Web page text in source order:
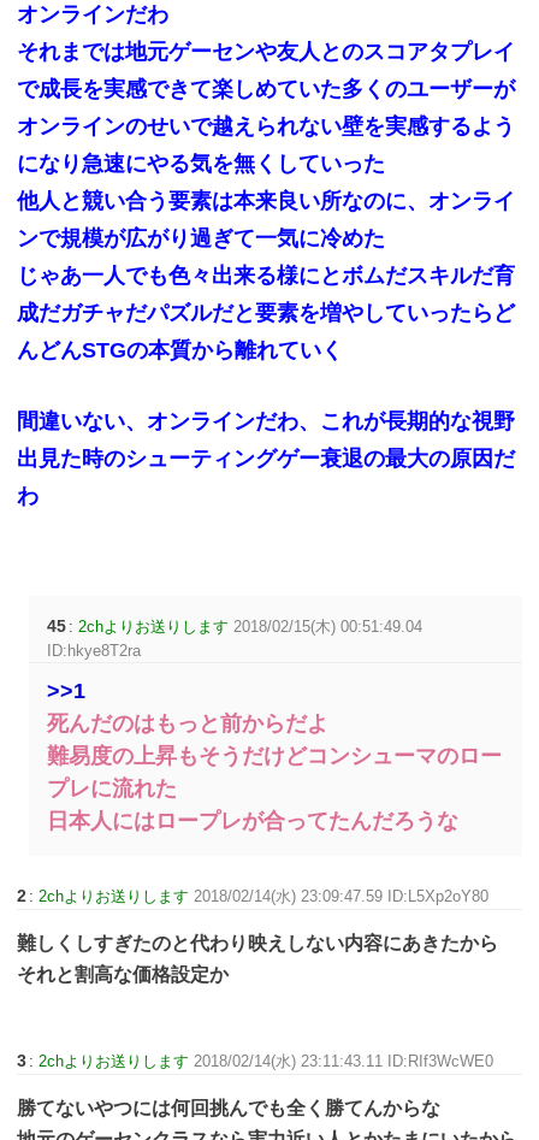
オンラインだわ
それまでは地元ゲーセンや友人とのスコアタプレイ
で成長を実感できて楽しめていた多くのユーザーが
オンラインのせいで越えられない壁を実感するよう
になり急速にやる気を無くしていった
他人と競い合う要素は本来良い所なのに、オンライ
ンで規模が広がり過ぎて一気に冷めた
じゃあ一人でも色々出来る様にとボムだスキルだ育
成だガチャだパズルだと要素を増やしていったらど
んどんSTGの本質から離れていく
間違いない、オンラインだわ、これが長期的な視野
出見た時のシューティングゲー衰退の最大の原因だ
わ
45 :2chよりお送りします 2018/02/15(木) 00:51:49.04
ID:hkye8T2ra
>>1
死んだのはもっと前からだよ
難易度の上昇もそうだけどコンシューマのロー
プレに流れた
日本人にはロープレが合ってたんだろうな
2 :2chよりお送りします 2018/02/14(水) 23:09:47.59 ID:L5Xp2oY80
難しくしすぎたのと代わり映えしない内容にあきたから
それと割高な価格設定か
3 :2chよりお送りします 2018/02/14(水) 23:11:43.11 ID:RIf3WcWE0
勝てないやつには何回挑んでも全く勝てんからな